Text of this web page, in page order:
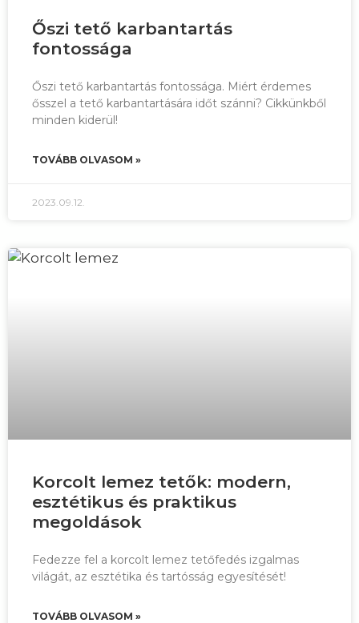
Őszi tető karbantartás
fontossága
Őszi tető karbantartás fontossága. Miért érdemes
ősszel a tető karbantartására időt szánni? Cikkünkből
minden kiderül!
TOVÁBB OLVASOM »
2023.09.12.
Korcolt lemez tetők: modern,
esztétikus és praktikus
megoldások
Fedezze fel a korcolt lemez tetőfedés izgalmas
világát, az esztétika és tartósság egyesítését!
TOVÁBB OLVASOM »